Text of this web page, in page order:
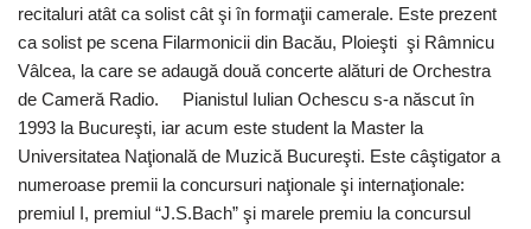
recitaluri atât ca solist cât şi în formaţii camerale. Este prezent
ca solist pe scena Filarmonicii din Bacău, Ploieşti şi Râmnicu
Vâlcea, la care se adaugă două concerte alături de Orchestra
de Cameră Radio. Pianistul Iulian Ochescu s-a născut în
1993 la Bucureşti, iar acum este student la Master la
Universitatea Naţională de Muzică Bucureşti. Este câştigator a
numeroase premii la concursuri naţionale şi internaţionale:
premiul I, premiul “J.S.Bach” şi marele premiu la concursul